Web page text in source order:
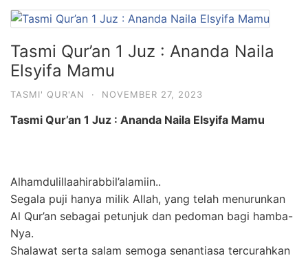
Tasmi Qur’an 1 Juz : Ananda Naila
Elsyifa Mamu
TASMI' QUR'AN · NOVEMBER 27, 2023
Tasmi Qur’an 1 Juz : Ananda Naila Elsyifa Mamu
Alhamdulillaahirabbil’alamiin..
Segala puji hanya milik Allah, yang telah menurunkan
Al Qur’an sebagai petunjuk dan pedoman bagi hamba-
Nya.
Shalawat serta salam semoga senantiasa tercurahkan